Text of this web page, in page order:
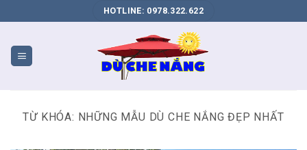
VỤ
WEB
HOTLINE: 0978.322.622
TỪ KHÓA: NHỮNG MẪU DÙ CHE NẮNG ĐẸP NHẤT